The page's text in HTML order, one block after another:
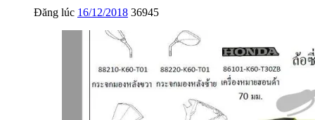
Đăng lúc 16/12/2018 36945